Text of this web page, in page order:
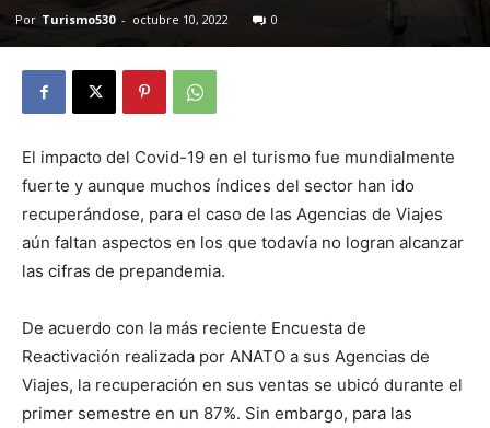
Por Turismo530 - octubre 10, 2022 0
El impacto del Covid-19 en el turismo fue mundialmente
fuerte y aunque muchos índices del sector han ido
recuperándose, para el caso de las Agencias de Viajes
aún faltan aspectos en los que todavía no logran alcanzar
las cifras de prepandemia.
De acuerdo con la más reciente Encuesta de
Reactivación realizada por ANATO a sus Agencias de
Viajes, la recuperación en sus ventas se ubicó durante el
primer semestre en un 87%. Sin embargo, para las